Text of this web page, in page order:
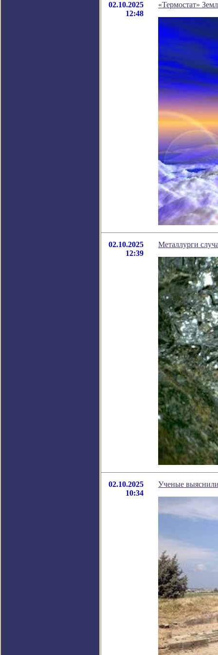
02.10.2025
12:48
«Термостат»
02.10.2025
12:39
Металлурги
02.10.2025
10:34
Ученые